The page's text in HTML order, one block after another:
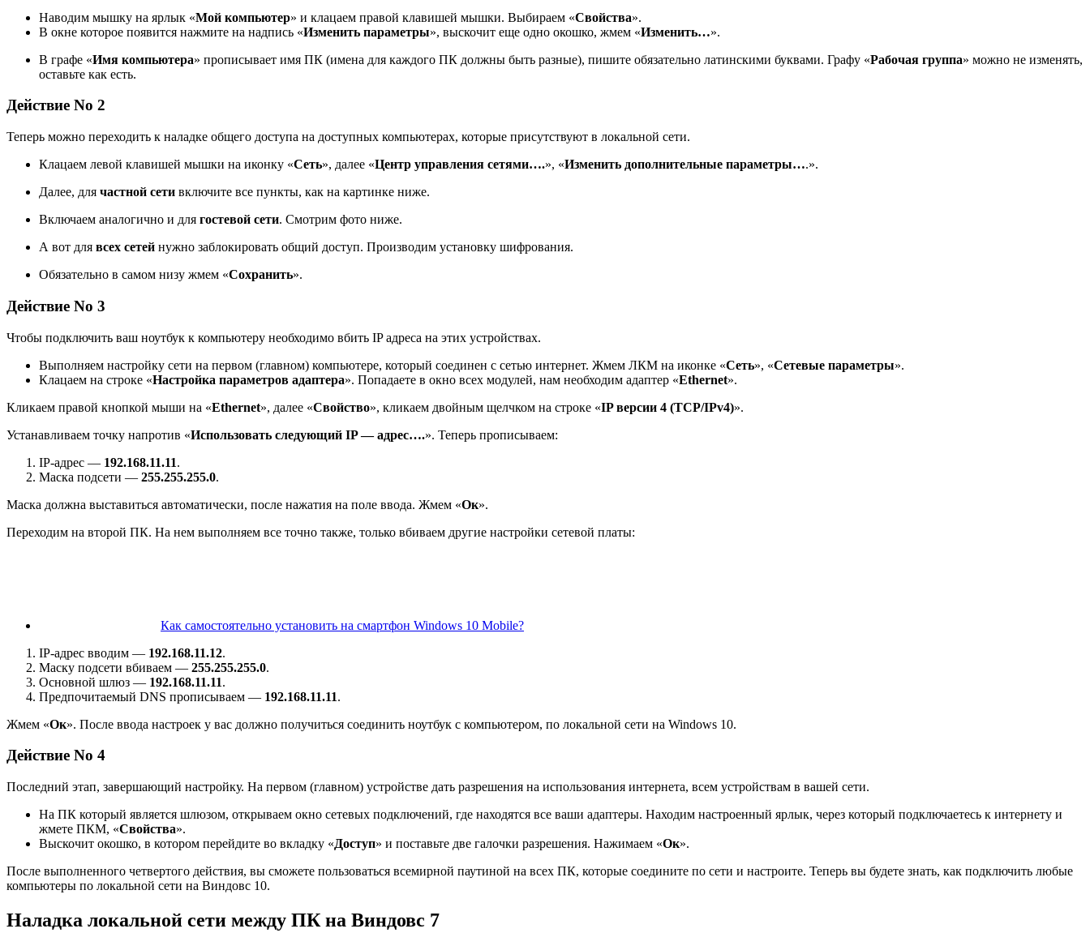
Наводим мышку на ярлык «Мой компьютер» и клацаем правой клавишей мышки. Выбираем «Свойства».
В окне которое появится нажмите на надпись «Изменить параметры», выскочит еще одно окошко, жмем «Изменить…».
В графе «Имя компьютера» прописывает имя ПК (имена для каждого ПК должны быть разные), пишите обязательно латинскими буквами. Графу «Рабочая группа» можно не изменять,
оставьте как есть.
Действие No 2
Теперь можно переходить к наладке общего доступа на доступных компьютерах, которые присутствуют в локальной сети.
Клацаем левой клавишей мышки на иконку «Сеть», далее «Центр управления сетями….», «Изменить дополнительные параметры….».
Далее, для частной сети включите все пункты, как на картинке ниже.
Включаем аналогично и для гостевой сети. Смотрим фото ниже.
А вот для всех сетей нужно заблокировать общий доступ. Производим установку шифрования.
Обязательно в самом низу жмем «Сохранить».
Действие No 3
Чтобы подключить ваш ноутбук к компьютеру необходимо вбить IP адреса на этих устройствах.
Выполняем настройку сети на первом (главном) компьютере, который соединен с сетью интернет. Жмем ЛКМ на иконке «Сеть», «Сетевые параметры».
Клацаем на строке «Настройка параметров адаптера». Попадаете в окно всех модулей, нам необходим адаптер «Ethernet».
Кликаем правой кнопкой мыши на «Ethernet», далее «Свойство», кликаем двойным щелчком на строке «IP версии 4 (TCP/IPv4)».
Устанавливаем точку напротив «Использовать следующий IP — адрес….». Теперь прописываем:
IP-адрес — 192.168.11.11.
Маска подсети — 255.255.255.0.
Маска должна выставиться автоматически, после нажатия на поле ввода. Жмем «Ок».
Переходим на второй ПК. На нем выполняем все точно также, только вбиваем другие настройки сетевой платы:
Как самостоятельно установить на смартфон Windows 10 Mobile?
IP-адрес вводим — 192.168.11.12.
Маску подсети вбиваем — 255.255.255.0.
Основной шлюз — 192.168.11.11.
Предпочитаемый DNS прописываем — 192.168.11.11.
Жмем «Ок». После ввода настроек у вас должно получиться соединить ноутбук с компьютером, по локальной сети на Windows 10.
Действие No 4
Последний этап, завершающий настройку. На первом (главном) устройстве дать разрешения на использования интернета, всем устройствам в вашей сети.
На ПК который является шлюзом, открываем окно сетевых подключений, где находятся все ваши адаптеры. Находим настроенный ярлык, через который подключаетесь к интернету и
жмете ПКМ, «Свойства».
Выскочит окошко, в котором перейдите во вкладку «Доступ» и поставьте две галочки разрешения. Нажимаем «Ок».
После выполненного четвертого действия, вы сможете пользоваться всемирной паутиной на всех ПК, которые соедините по сети и настроите. Теперь вы будете знать, как подключить любые
компьютеры по локальной сети на Виндовс 10.
Наладка локальной сети между ПК на Виндовс 7